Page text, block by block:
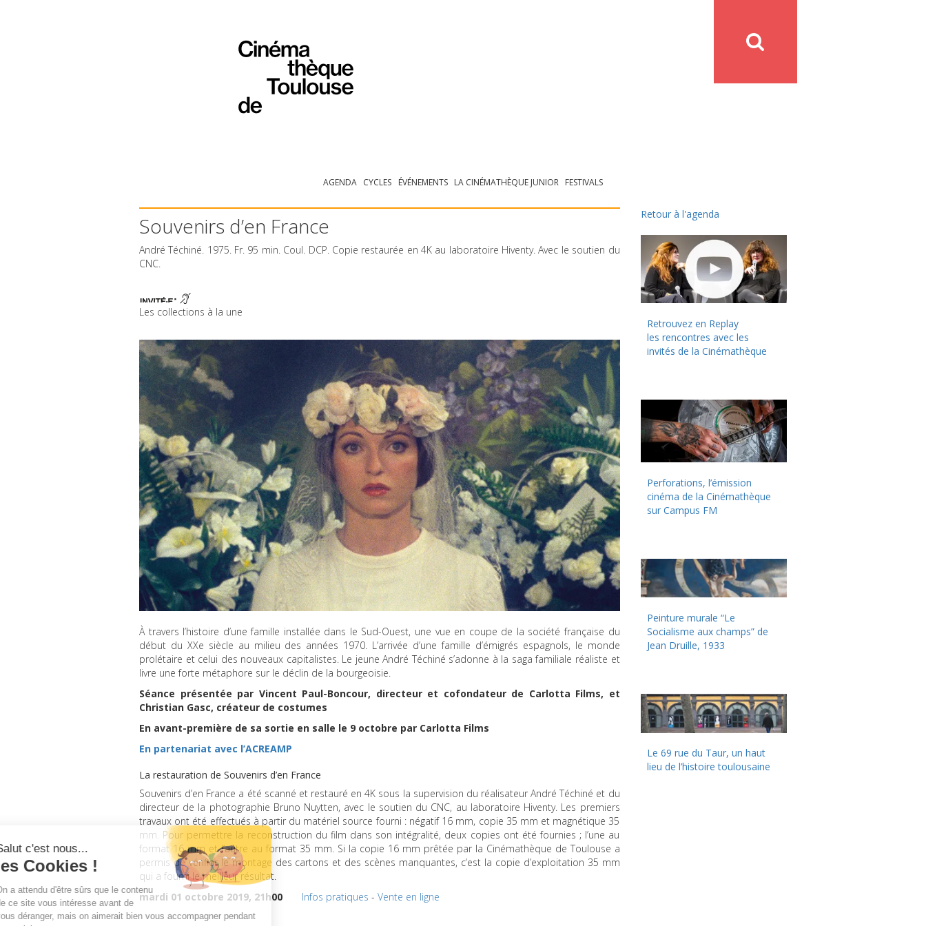
AGENDA CYCLES ÉVÉNEMENTS LA CINÉMATHÈQUE JUNIOR FESTIVALS
Souvenirs d’en France
André Téchiné. 1975. Fr. 95 min. Coul. DCP. Copie restaurée en 4K au laboratoire Hiventy. Avec le soutien du
CNC.
Les collections à la une
À travers l’histoire d’une famille installée dans le Sud-Ouest, une vue en coupe de la société française du
début du XXe siècle au milieu des années 1970. L’arrivée d’une famille d’émigrés espagnols, le monde
prolétaire et celui des nouveaux capitalistes. Le jeune André Téchiné s’adonne à la saga familiale réaliste et
livre une forte métaphore sur le déclin de la bourgeoisie.
Séance présentée par Vincent Paul-Boncour, directeur et cofondateur de Carlotta Films, et
Christian Gasc, créateur de costumes
En avant-première de sa sortie en salle le 9 octobre par Carlotta Films
En partenariat avec l’ACREAMP
La restauration de Souvenirs d’en France
Souvenirs d’en France a été scanné et restauré en 4K sous la supervision du réalisateur André Téchiné et du
directeur de la photographie Bruno Nuytten, avec le soutien du CNC, au laboratoire Hiventy. Les premiers
travaux ont été effectués à partir du matériel source fourni : négatif 16 mm, copie 35 mm et magnétique 35
mm. Pour permettre la reconstruction du film dans son intégralité, deux copies ont été fournies ; l’une au
format 16 mm et l’autre au format 35 mm. Si la copie 16 mm prêtée par la Cinémathèque de Toulouse a
permis de vérifier le montage des cartons et des scènes manquantes, c’est la copie d’exploitation 35 mm
qui a fourni le meilleur résultat.
mardi 01 octobre 2019, 21h00
Infos pratiques - Vente en ligne
Retour à l'agenda
Retrouvez en Replay
les rencontres avec les
invités de la Cinémathèque
Perforations, l’émission
cinéma de la Cinémathèque
sur Campus FM
Peinture murale “Le
Socialisme aux champs” de
Jean Druille, 1933
Le 69 rue du Taur, un haut
lieu de l’histoire toulousaine